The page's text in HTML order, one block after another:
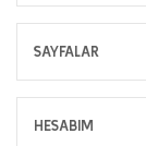
SAYFALAR
HESABIM